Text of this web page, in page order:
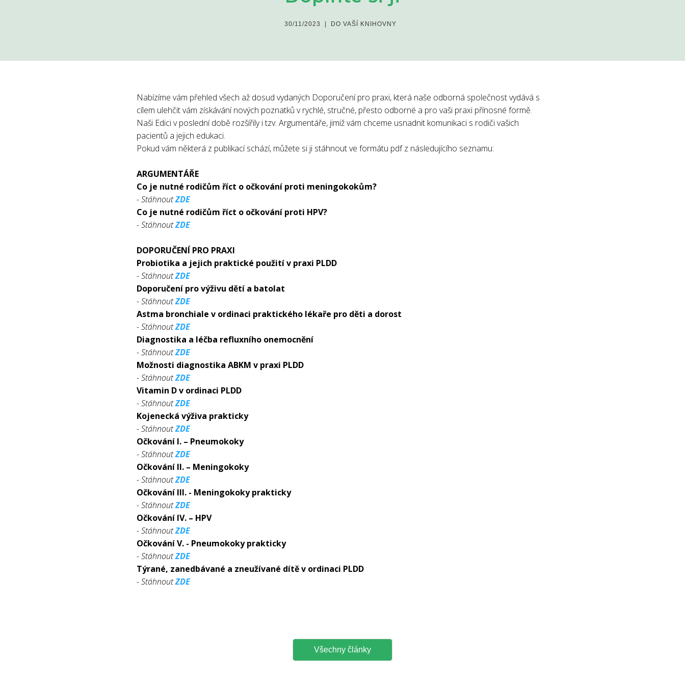
30/11/2023 | DO VAŠÍ KNIHOVNY
Nabízíme vám přehled všech až dosud vydaných Doporučení pro praxi, která naše odborná společnost vydává s
cílem ulehčit vám získávání nových poznatků v rychlé, stručné, přesto odborné a pro vaši praxi přínosné formě.
Naši Edici v poslední době rozšířily i tzv. Argumentáře, jimiž vám chceme usnadnit komunikaci s rodiči vašich
pacientů a jejich edukaci.
Pokud vám některá z publikací schází, můžete si ji stáhnout ve formátu pdf z následujícího seznamu:
ARGUMENTÁŘE
Co je nutné rodičům říct o očkování proti meningokokům?
- StáhnoutZDE
Co je nutné rodičům říct o očkování proti HPV?
- StáhnoutZDE
DOPORUČENÍ PRO PRAXI
Probiotika a jejich praktické použití v praxi PLDD
- StáhnoutZDE
Doporučení pro výživu dětí a batolat
- StáhnoutZDE
Astma bronchiale v ordinaci praktického lékaře pro děti a dorost
- StáhnoutZDE
Diagnostika a léčba refluxního onemocnění
- StáhnoutZDE
Možnosti diagnostika ABKM v praxi PLDD
- StáhnoutZDE
Vitamin D v ordinaci PLDD
- StáhnoutZDE
Kojenecká výživa prakticky
- StáhnoutZDE
Očkování I. – Pneumokoky
- StáhnoutZDE
Očkování II. – Meningokoky
- StáhnoutZDE
Očkování III. - Meningokoky prakticky
- StáhnoutZDE
Očkování IV. – HPV
- StáhnoutZDE
Očkování V. - Pneumokoky prakticky
- StáhnoutZDE
Týrané, zanedbávané a zneužívané dítě v ordinaci PLDD
- StáhnoutZDE
Všechny články